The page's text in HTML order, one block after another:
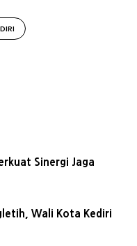
Sinergi Jaga
Wali Kota Kediri